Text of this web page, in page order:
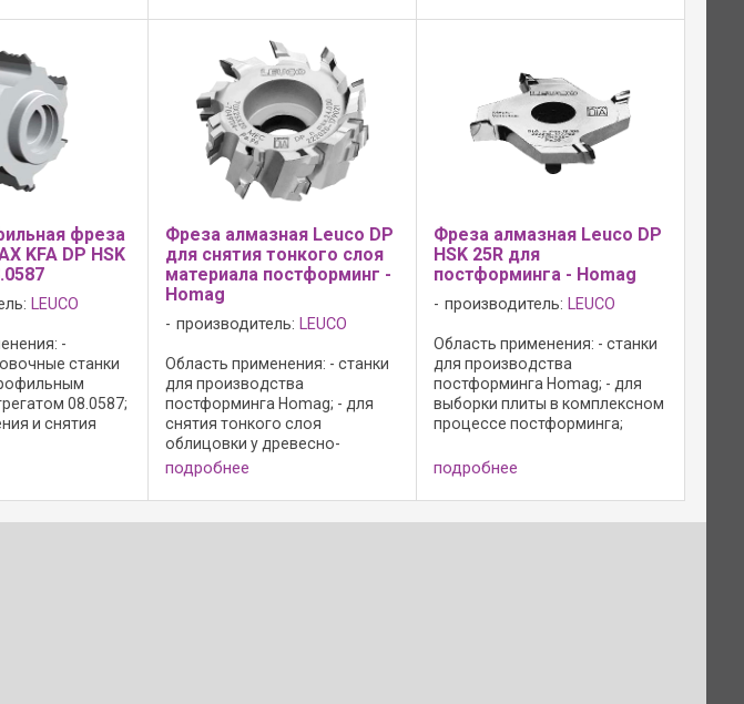
проворачивания; - упор против
пластиковой рейки;
фреза
KFA DP HSK
LEUCO
-
станки
08.0587;
и снятия
из
Исполнение: -
передняя ...
Фреза алмазная Leuco DP
для снятия тонкого слоя
материала постформинг -
Homag
производитель: LEUCO
Область применения: - станки
для производства
постформинга Homag; - для
снятия тонкого слоя
облицовки у древесно-
стружечных материалов с
покрытием, с покрытием из
слоистого пластика HPL или
подробнее
Фреза алмазная Leuco DP
HSK 25R для
постформинга - Homag
производитель: LEUCO
Область применения: - станки
для производства
постформинга Homag; - для
выборки плиты в комплексном
процессе постформинга;
- зона заточки 3,5 мм; - n max =
наилучшее качество реза
благодаря ...
подробнее